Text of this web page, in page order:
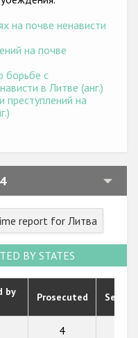
на почве ненависти
на почве
борьбе с
в Литве (анг.)
преступлений на
report for Литва
BY STATES
by
Prosecuted
4